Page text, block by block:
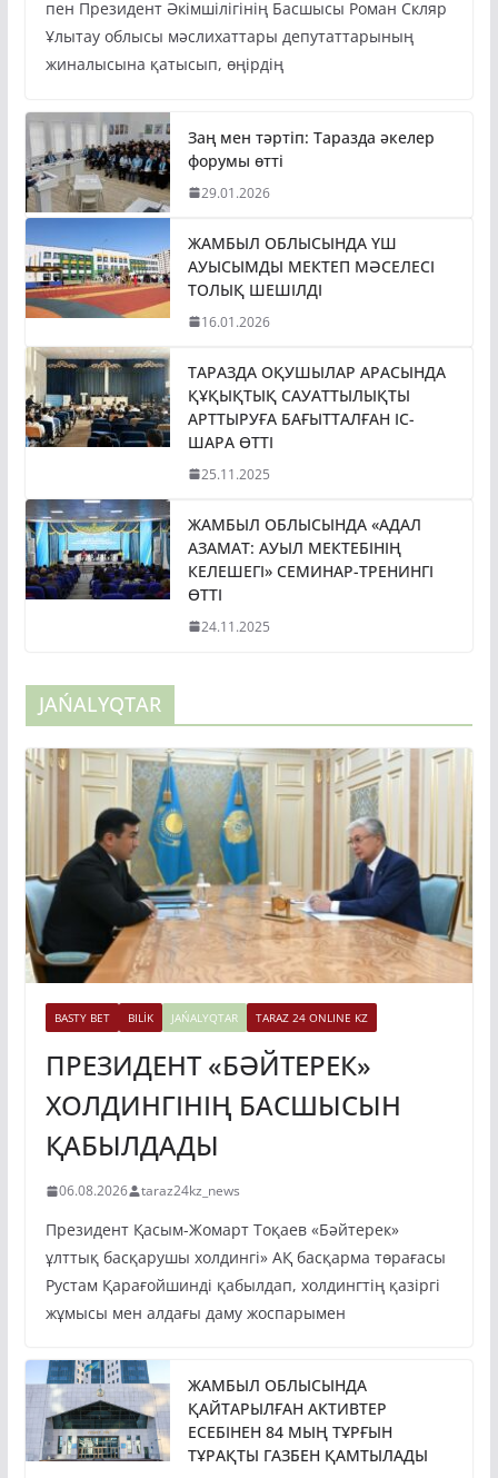
пен Президент Әкімшілігінің Басшысы Роман Скляр
Ұлытау облысы мәслихаттары депутаттарының
жиналысына қатысып, өңірдің
Заң мен тәртіп: Таразда әкелер
форумы өтті
29.01.2026
ЖАМБЫЛ ОБЛЫСЫНДА ҮШ
АУЫСЫМДЫ МЕКТЕП МӘСЕЛЕСІ
ТОЛЫҚ ШЕШІЛДІ
16.01.2026
ТАРАЗДА ОҚУШЫЛАР АРАСЫНДА
ҚҰҚЫҚТЫҚ САУАТТЫЛЫҚТЫ
АРТТЫРУҒА БАҒЫТТАЛҒАН ІС-
ШАРА ӨТТІ
25.11.2025
ЖАМБЫЛ ОБЛЫСЫНДА «АДАЛ
АЗАМАТ: АУЫЛ МЕКТЕБІНІҢ
КЕЛЕШЕГІ» СЕМИНАР-ТРЕНИНГІ
ӨТТІ
24.11.2025
JAŃALYQTAR
BASTY BET BILİK JAŃALYQTAR TARAZ 24 ONLINE KZ
ПРЕЗИДЕНТ «БӘЙТЕРЕК»
ХОЛДИНГІНІҢ БАСШЫСЫН
ҚАБЫЛДАДЫ
06.08.2026 taraz24kz_news
Президент Қасым-Жомарт Тоқаев «Бәйтерек»
ұлттық басқарушы холдингі» АҚ басқарма төрағасы
Рустам Қарағойшинді қабылдап, холдингтің қазіргі
жұмысы мен алдағы даму жоспарымен
ЖАМБЫЛ ОБЛЫСЫНДА
ҚАЙТАРЫЛҒАН АКТИВТЕР
ЕСЕБІНЕН 84 МЫҢ ТҰРҒЫН
ТҰРАҚТЫ ГАЗБЕН ҚАМТЫЛАДЫ